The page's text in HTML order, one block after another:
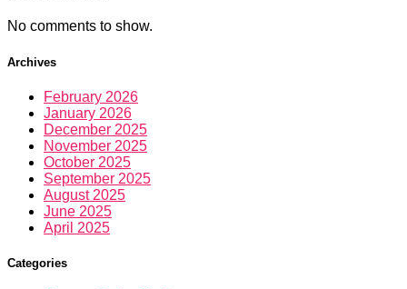
No comments to show.
Archives
February 2026
January 2026
December 2025
November 2025
October 2025
September 2025
August 2025
June 2025
April 2025
Categories